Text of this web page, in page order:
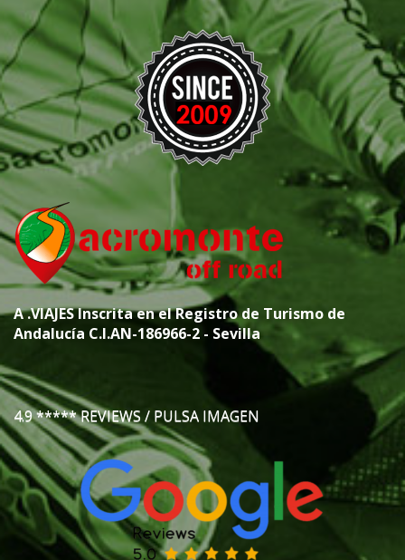
A.VIAJESInscrita en el Registro de Turismo de
Andalucía C.I.AN-186966-2 - Sevilla
4.9 ***** REVIEWS / PULSA IMAGEN